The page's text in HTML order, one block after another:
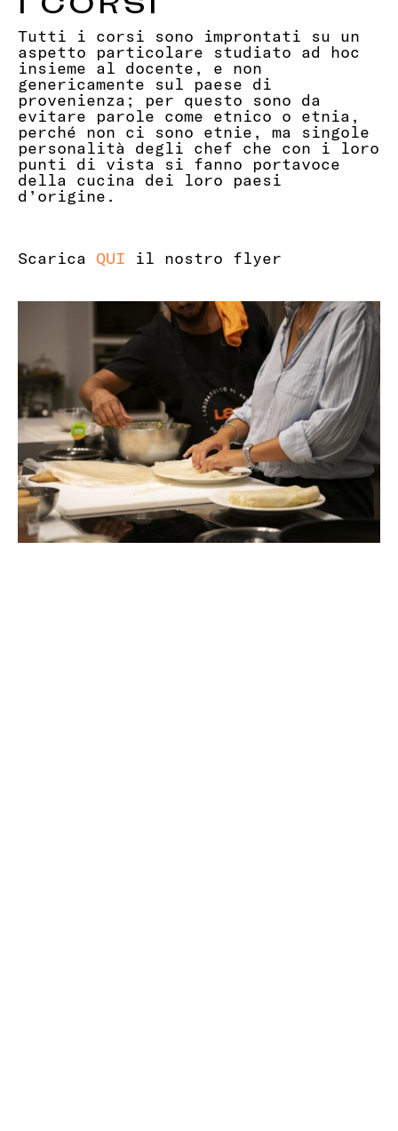
Tutti i corsi sono improntati su un
aspetto particolare studiato ad hoc
insieme al docente, e non
genericamente sul paese di
provenienza; per questo sono da
evitare parole come etnico o etnia,
perché non ci sono etnie, ma singole
personalità degli chef che con i loro
punti di vista si fanno portavoce
della cucina dei loro paesi
d’origine.
Scarica QUI il nostro flyer